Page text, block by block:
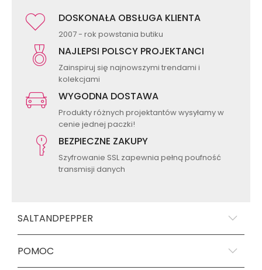
DOSKONAŁA OBSŁUGA KLIENTA
2007 - rok powstania butiku
NAJLEPSI POLSCY PROJEKTANCI
Zainspiruj się najnowszymi trendami i
kolekcjami
WYGODNA DOSTAWA
Produkty różnych projektantów wysyłamy w
cenie jednej paczki!
BEZPIECZNE ZAKUPY
Szyfrowanie SSL zapewnia pełną poufność
transmisji danych
SALTANDPEPPER
POMOC